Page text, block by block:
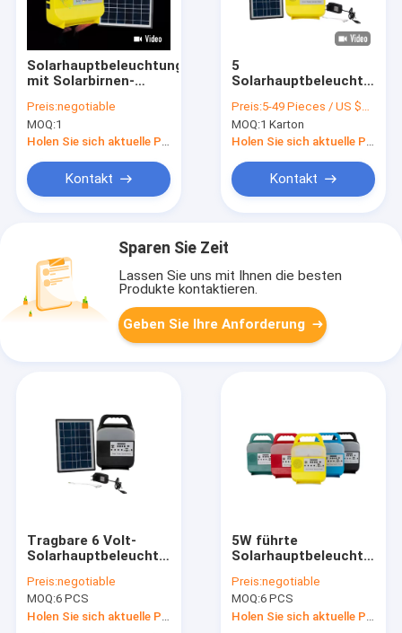
Solarhauptbeleuchtungssystem
mit Solarbirnen-
Sonnenkollektor-
3PCS LED
Preis:negotiable
MOQ:1
Holen Sie sich aktuelle Preis
Kontakt
5
6000mah für Haus-
Lesung
Preis:5-49 Pieces / US $25.2 | 50-499 Pieces / US $24.7 | 500+ Pieces / US $24.3
MOQ:1 Karton
Holen Sie sich aktuelle Preis
Kontakt
Sparen Sie Zeit
Lassen Sie uns mit Ihnen die besten
Produkte kontaktieren.
Geben Sie Ihre Anforderung
Tragbare 6 Volt-
Solarhauptbeleuchtungssystem-
mit Sonnenkollektor
Preis:negotiable
MOQ:6 PCS
5W führte
mit Radio
Preis:negotiable
MOQ:6 PCS